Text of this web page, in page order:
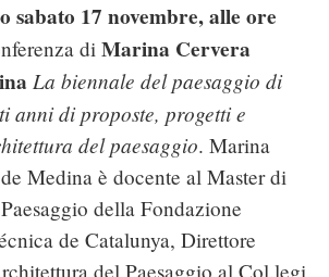
sabato 17 novembre, alle ore
di Marina Cervera
La biennale del paesaggio di
anni di proposte, progetti e
del paesaggio. Marina
Medina è docente al Master di
della Fondazione
de Catalunya, Direttore
del Paesaggio al Col.legi